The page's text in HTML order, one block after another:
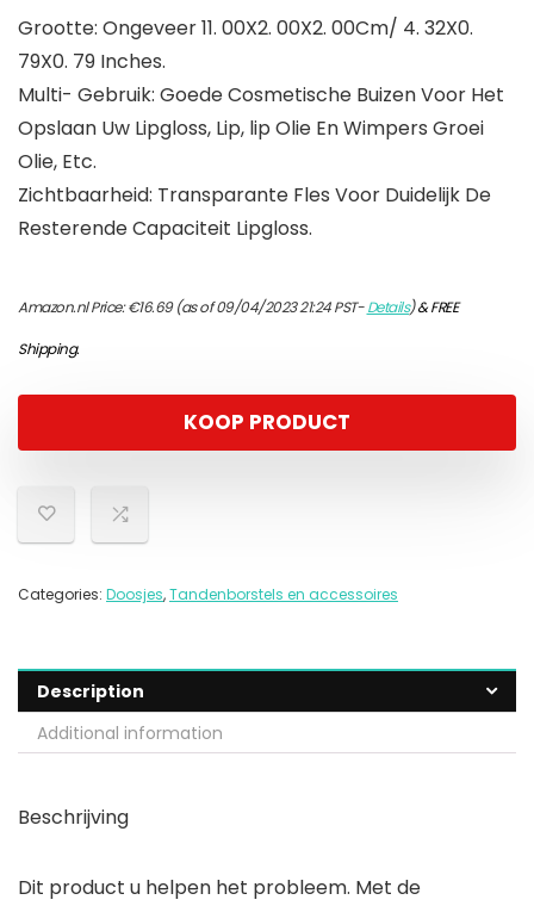
Grootte: Ongeveer 11. 00X2. 00X2. 00Cm/ 4. 32X0.
79X0. 79 Inches.
Multi- Gebruik: Goede Cosmetische Buizen Voor Het
Opslaan Uw Lipgloss, Lip, lip Olie En Wimpers Groei
Olie, Etc.
Zichtbaarheid: Transparante Fles Voor Duidelijk De
Resterende Capaciteit Lipgloss.
Amazon.nl Price:€16.69(as of 09/04/2023 21:24 PST-Details)&FREE
Shipping.
KOOP PRODUCT
Categories: Doosjes,Tandenborstels en accessoires
Description
Additional information
Beschrijving
Dit product u helpen het probleem. Met de